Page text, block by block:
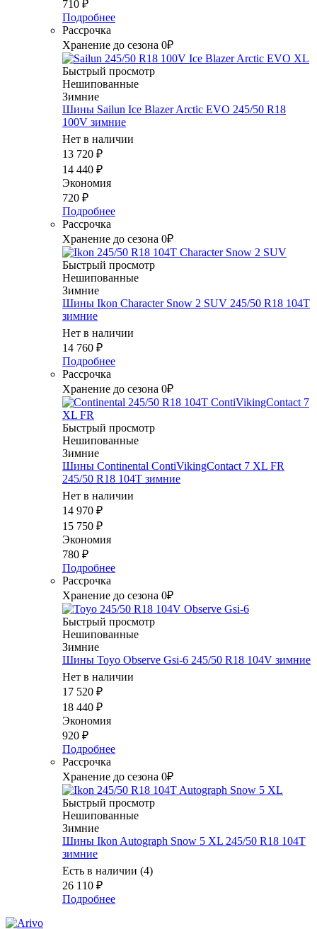
710 ₽
Подробнее
Рассрочка
Хранение до сезона 0₽
Быстрый просмотр
Нешипованные
Зимние
Шины Sailun Ice Blazer Arctic EVO 245/50 R18
100V зимние
Нет в наличии
13 720 ₽
14 440 ₽
Экономия
720 ₽
Подробнее
Рассрочка
Хранение до сезона 0₽
Быстрый просмотр
Нешипованные
Зимние
Шины Ikon Character Snow 2 SUV 245/50 R18 104T
зимние
Нет в наличии
14 760 ₽
Подробнее
Рассрочка
Хранение до сезона 0₽
Быстрый просмотр
Нешипованные
Зимние
Шины Continental ContiVikingContact 7 XL FR
245/50 R18 104T зимние
Нет в наличии
14 970 ₽
15 750 ₽
Экономия
780 ₽
Подробнее
Рассрочка
Хранение до сезона 0₽
Быстрый просмотр
Нешипованные
Зимние
Шины Toyo Observe Gsi-6 245/50 R18 104V зимние
Нет в наличии
17 520 ₽
18 440 ₽
Экономия
920 ₽
Подробнее
Рассрочка
Хранение до сезона 0₽
Быстрый просмотр
Нешипованные
Зимние
Шины Ikon Autograph Snow 5 XL 245/50 R18 104T
зимние
Есть в наличии (4)
26 110 ₽
Подробнее